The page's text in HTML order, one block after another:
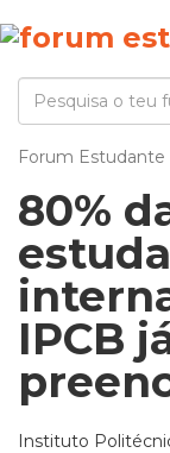
Forum
80%
IPCB
Instituto